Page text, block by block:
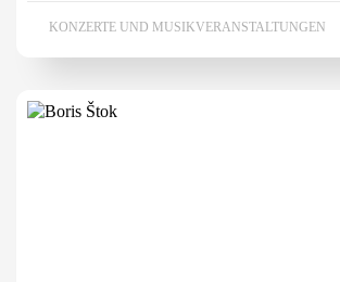
KONZERTE UND MUSIKVERANSTALTUNGEN